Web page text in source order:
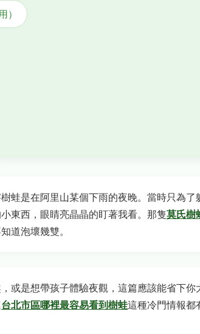
）
蛙是在阿里山某個下雨的夜晚。當時只為了
東西，眼睛亮晶晶的盯著我看。那隻莫氏樹
道泡壞幾雙。
或是想帶孩子體驗夜觀，這篇應該能省下你
台北市區哪裡最容易看到樹蛙這種冷門情報都